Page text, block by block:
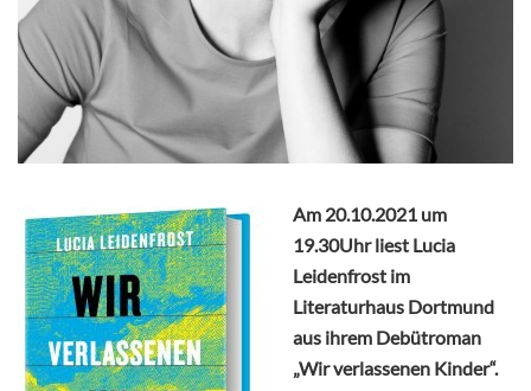
Am 20.10.2021 um
19.30Uhr liest Lucia
Leidenfrost im
Literaturhaus Dortmund
aus ihrem Debütroman
„Wir verlassenen Kinder“.